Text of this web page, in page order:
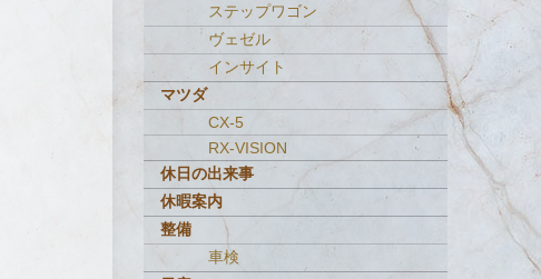
ステップワゴン
ヴェゼル
インサイト
マツダ
CX-5
RX-VISION
休日の出来事
休暇案内
整備
車検